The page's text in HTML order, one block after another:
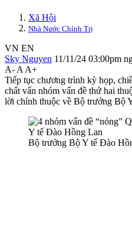
Xã Hội
Nhà Nước Chính Trị
VN EN
Sky Nguyen 11/11/24 03:00pm
A- A A+
Tiếp tục chương trình kỳ họp,
chất vấn nhóm vấn đề thứ hai
lời chính thuộc về Bộ trưởng Bộ
Bộ trưởng Bộ Y tế Đào